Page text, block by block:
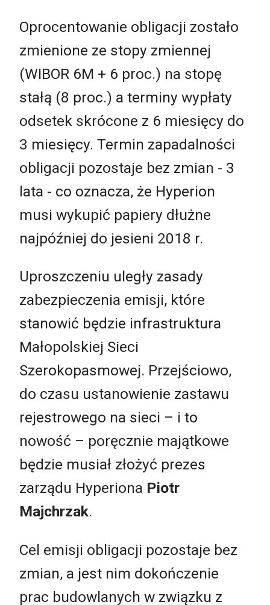
Oprocentowanie obligacji zostało
zmienione ze stopy zmiennej
(WIBOR 6M + 6 proc.) na stopę
stałą (8 proc.) a terminy wypłaty
odsetek skrócone z 6 miesięcy do
3 miesięcy. Termin zapadalności
obligacji pozostaje bez zmian - 3
lata - co oznacza, że Hyperion
musi wykupić papiery dłużne
najpóźniej do jesieni 2018 r.
Uproszczeniu uległy zasady
zabezpieczenia emisji, które
stanowić będzie infrastruktura
Małopolskiej Sieci
Szerokopasmowej. Przejściowo,
do czasu ustanowienie zastawu
rejestrowego na sieci – i to
nowość – poręcznie majątkowe
będzie musiał złożyć prezes
zarządu Hyperiona Piotr
Majchrzak.
Cel emisji obligacji pozostaje bez
zmian, a jest nim dokończenie
prac budowlanych w związku z